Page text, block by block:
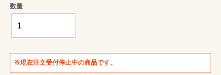
数量
※現在注文受付停止中の商品です。